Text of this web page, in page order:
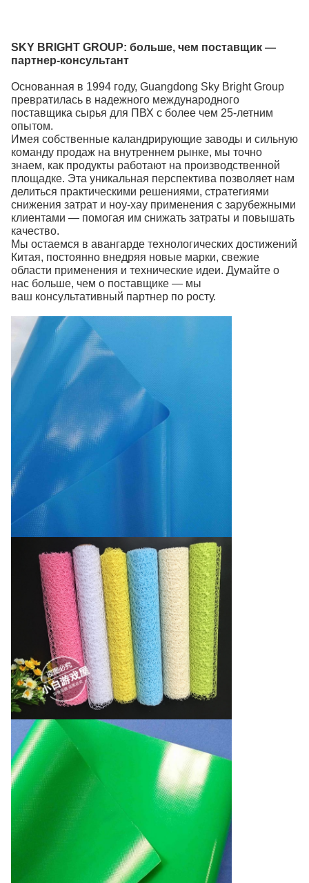
SKY BRIGHT GROUP: больше, чем поставщик —
партнер-консультант
Основанная в 1994 году, Guangdong Sky Bright Group
превратилась в надежного международного
поставщика сырья для ПВХ с более чем 25-летним
опытом.
Имея собственные каландрирующие заводы и сильную
команду продаж на внутреннем рынке, мы точно
знаем, как продукты работают на производственной
площадке. Эта уникальная перспектива позволяет нам
делиться практическими решениями, стратегиями
снижения затрат и ноу-хау применения с зарубежными
клиентами — помогая им снижать затраты и повышать
качество.
Мы остаемся в авангарде технологических достижений
Китая, постоянно внедряя новые марки, свежие
области применения и технические идеи. Думайте о
нас больше, чем о поставщике — мы
ваш консультативный партнер по росту.